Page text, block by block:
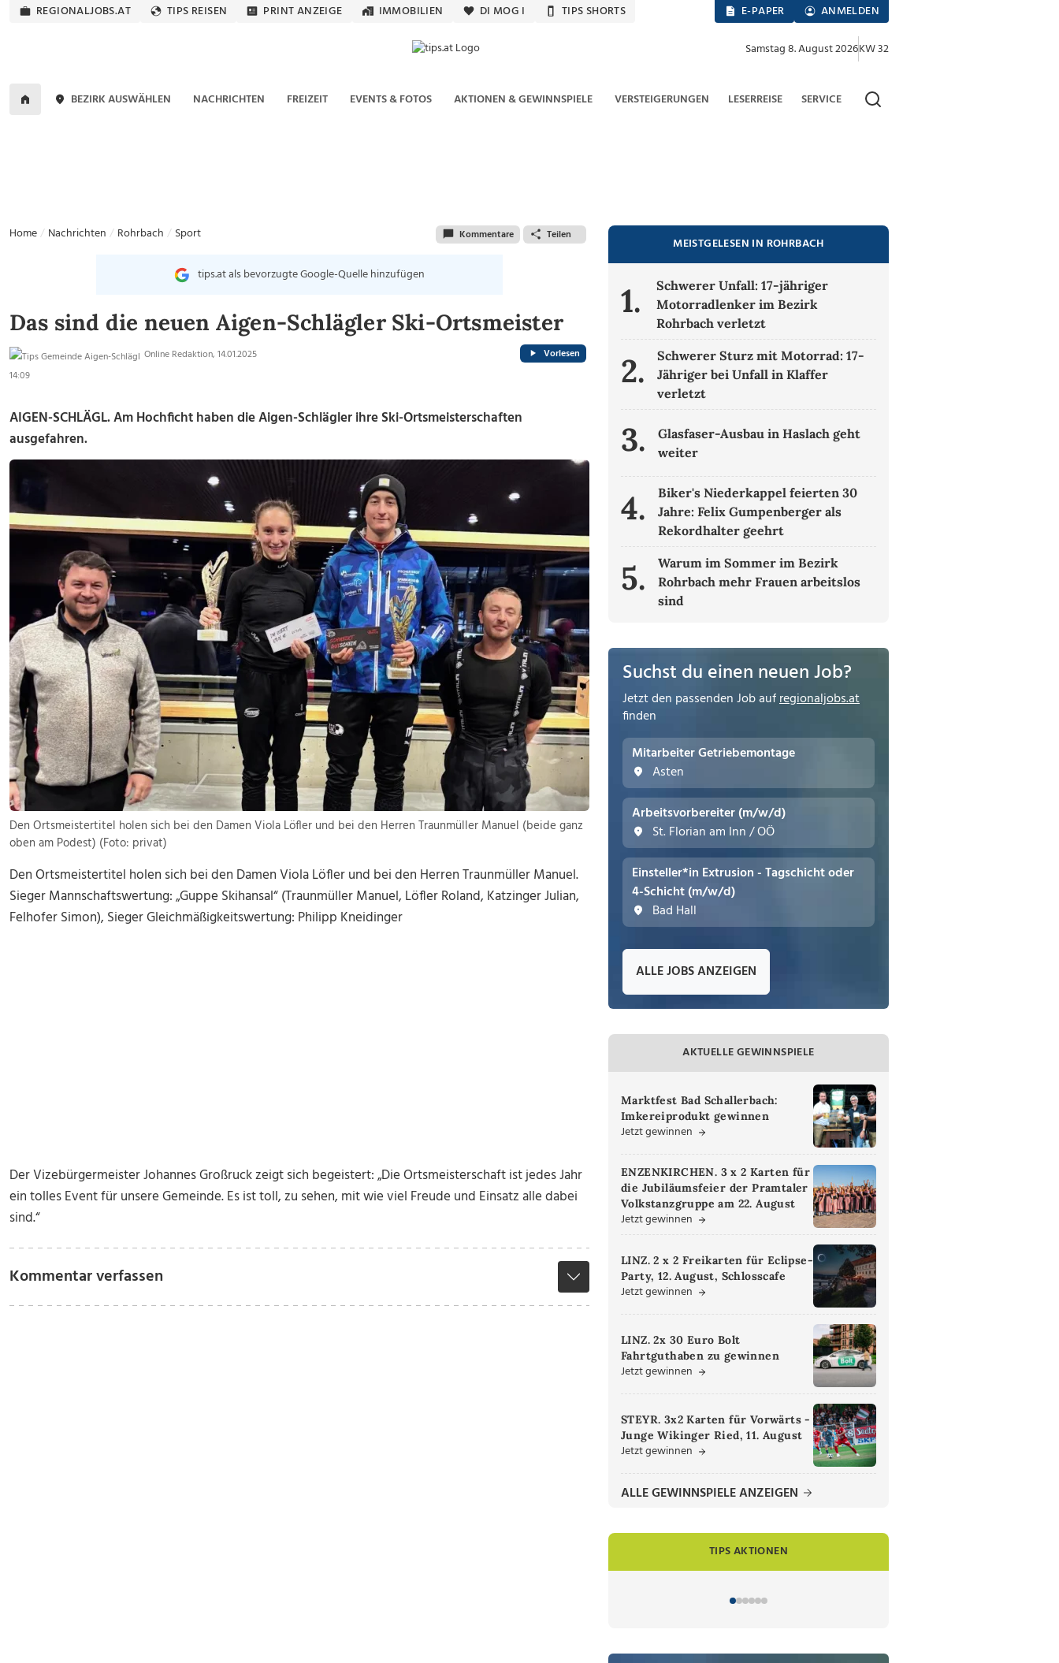
REGIONALJOBS.AT TIPS REISEN PRINT ANZEIGE IMMOBILIEN DI MOG I TIPS SHORTS E-PAPER ANMELDEN
Samstag 8. August 2026KW 32
BEZIRK AUSWÄHLEN NACHRICHTEN FREIZEIT EVENTS & FOTOS AKTIONEN & GEWINNSPIELE VERSTEIGERUNGEN LESERREISE SERVICE
Home Nachrichten Rohrbach Sport Kommentare Teilen
tips.at als bevorzugte Google-Quelle hinzufügen
Das sind die neuen Aigen-Schlägler Ski-Ortsmeister
Online Redaktion, 14.01.2025
14:09
Vorlesen
AIGEN-SCHLÄGL. Am Hochficht haben die Aigen-Schlägler ihre Ski-Ortsmeisterschaften
ausgefahren.
Den Ortsmeistertitel holen sich bei den Damen Viola Löfler und bei den Herren Traunmüller Manuel (beide ganz
oben am Podest) (Foto: privat)
Den Ortsmeistertitel holen sich bei den Damen Viola Löfler und bei den Herren Traunmüller Manuel.
Sieger Mannschaftswertung: „Guppe Skihansal“ (Traunmüller Manuel, Löfler Roland, Katzinger Julian,
Felhofer Simon), Sieger Gleichmäßigkeitswertung: Philipp Kneidinger
Der Vizebürgermeister Johannes Großruck zeigt sich begeistert: „Die Ortsmeisterschaft ist jedes Jahr
ein tolles Event für unsere Gemeinde. Es ist toll, zu sehen, mit wie viel Freude und Einsatz alle dabei
sind.“
Kommentar verfassen
MEISTGELESEN IN ROHRBACH
1.
Schwerer Unfall: 17-jähriger
Motorradlenker im Bezirk
Rohrbach verletzt
2.
Schwerer Sturz mit Motorrad: 17-
Jähriger bei Unfall in Klaffer
verletzt
3.
Glasfaser-Ausbau in Haslach geht
weiter
4.
Biker's Niederkappel feierten 30
Jahre: Felix Gumpenberger als
Rekordhalter geehrt
5.
Warum im Sommer im Bezirk
Rohrbach mehr Frauen arbeitslos
sind
Suchst du einen neuen Job?
Jetzt den passenden Job aufregionaljobs.at
finden
Mitarbeiter Getriebemontage
Asten
Arbeitsvorbereiter (m/w/d)
St. Florian am Inn / OÖ
Einsteller*in Extrusion - Tagschicht oder
4-Schicht (m/w/d)
Bad Hall
ALLE JOBS ANZEIGEN
AKTUELLE GEWINNSPIELE
Marktfest Bad Schallerbach:
Imkereiprodukt gewinnen
Jetzt gewinnen
ENZENKIRCHEN. 3 x 2 Karten für
die Jubiläumsfeier der Pramtaler
Volkstanzgruppe am 22. August
Jetzt gewinnen
LINZ. 2 x 2 Freikarten für Eclipse-
Party, 12. August, Schlosscafe
Jetzt gewinnen
LINZ. 2x 30 Euro Bolt
Fahrtguthaben zu gewinnen
Jetzt gewinnen
STEYR. 3x2 Karten für Vorwärts -
Junge Wikinger Ried, 11. August
Jetzt gewinnen
ALLE GEWINNSPIELE ANZEIGEN
TIPS AKTIONEN